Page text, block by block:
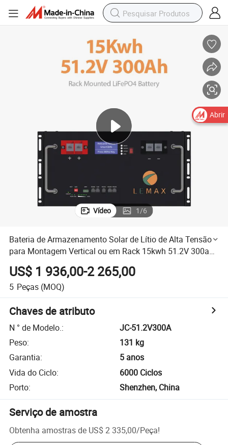
Vídeo 1/6
Bateria de Armazenamento Solar de Lítio de Alta Tensão
para Montagem Vertical ou em Rack 15kwh 51.2V 300ah
LiFePO4
US$ 1 936,00-2 265,00
5 Peças (MOQ)
Chaves de atributo
N ° de Modelo.:
JC-51.2V300A
Peso:
131 kg
Garantia:
5 anos
Vida do Ciclo:
6000 Ciclos
Porto: Shenzhen, China
Serviço de amostra
Obtenha amostras de US$ 2 335,00/Peça!
Abrir